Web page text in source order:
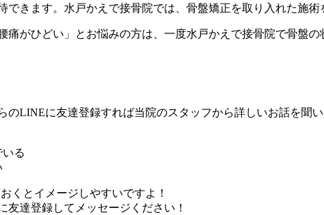
できます。水戸かえで接骨院では、骨盤矯正を取り入れた施
痛がひどい」とお悩みの方は、一度水戸かえで接骨院で骨盤
のLINEに友達登録すれば当院のスタッフから詳しいお話を聞い
る
くとイメージしやすいですよ！
友達登録してメッセージください！